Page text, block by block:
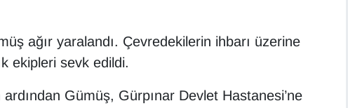
ağır yaralandı. Çevredekilerin ihbarı üzerine
ekipleri sevk edildi.
Gümüş, Gürpınar Devlet Hastanesi’ne